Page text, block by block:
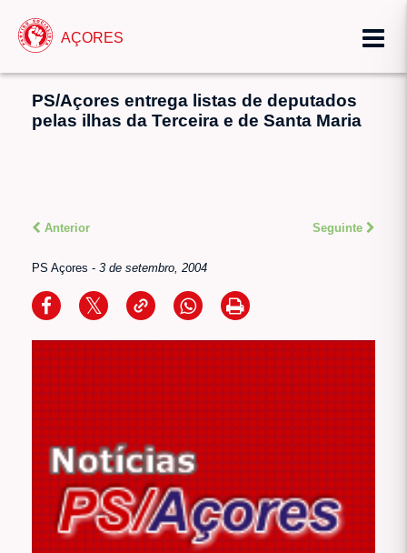
AÇORES
PS/Açores entrega listas de deputados
pelas ilhas da Terceira e de Santa Maria
Anterior Seguinte
PS Açores - 3 de setembro, 2004